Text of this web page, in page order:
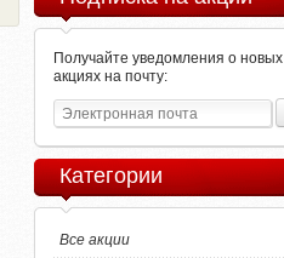
Получайте уведомления о новых
акциях на почту:
Категории
Все акции